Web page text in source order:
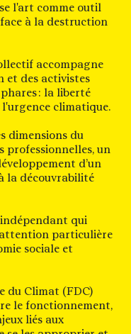
l'art comme outil
à la destruction
accompagne
et des activistes
: la liberté
climatique.
dimensions du
professionnelles, un
d’un
la découvrabilité
qui
attention particulière
sociale et
du Climat (FDC)
le fonctionnement,
liés aux